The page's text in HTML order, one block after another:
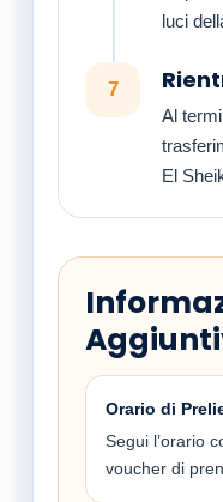
luci
7
Al
El
Orario di
Segui l’orario
voucher di